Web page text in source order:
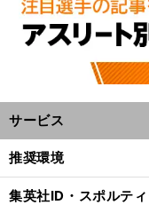
サービス
推奨環境
集英社ID・スポルテ